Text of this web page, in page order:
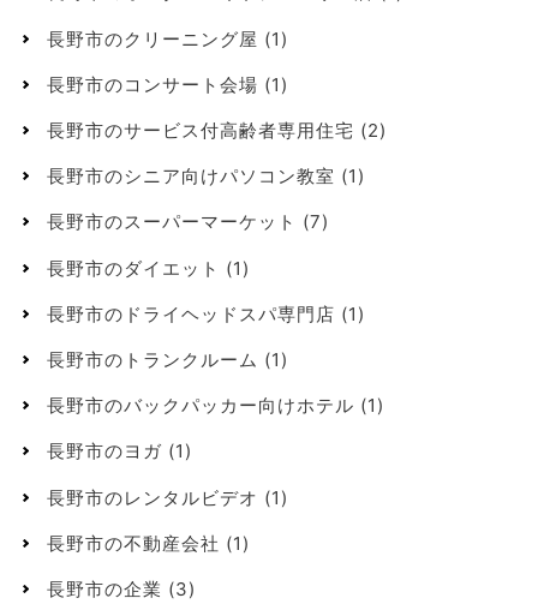
長野市のクリーニング屋 (1)
長野市のコンサート会場 (1)
長野市のサービス付高齢者専用住宅 (2)
長野市のシニア向けパソコン教室 (1)
長野市のスーパーマーケット (7)
長野市のダイエット (1)
長野市のドライヘッドスパ専門店 (1)
長野市のトランクルーム (1)
長野市のバックパッカー向けホテル (1)
長野市のヨガ (1)
長野市のレンタルビデオ (1)
長野市の不動産会社 (1)
長野市の企業 (3)